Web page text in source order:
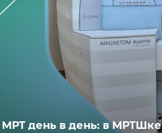
МРТ день в день: в МРТШке